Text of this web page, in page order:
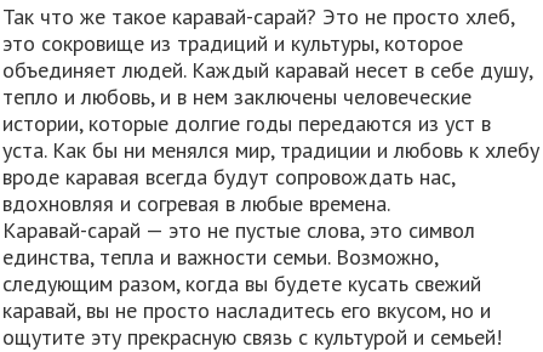
Так что же такое каравай-сарай? Это не просто хлеб,
это сокровище из традиций и культуры, которое
объединяет людей. Каждый каравай несет в себе душу,
тепло и любовь, и в нем заключены человеческие
истории, которые долгие годы передаются из уст в
уста. Как бы ни менялся мир, традиции и любовь к хлебу
вроде каравая всегда будут сопровождать нас,
вдохновляя и согревая в любые времена.
Каравай-сарай — это не пустые слова, это символ
единства, тепла и важности семьи. Возможно,
следующим разом, когда вы будете кусать свежий
каравай, вы не просто насладитесь его вкусом, но и
ощутите эту прекрасную связь с культурой и семьей!